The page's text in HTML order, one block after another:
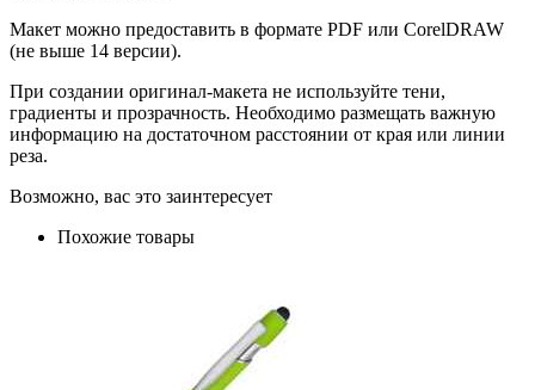
Макет можно предоставить в формате PDF или CorelDRAW
(не выше 14 версии).
При создании оригинал-макета не используйте тени,
градиенты и прозрачность. Необходимо размещать важную
информацию на достаточном расстоянии от края или линии
реза.
Возможно, вас это заинтересует
Похожие товары